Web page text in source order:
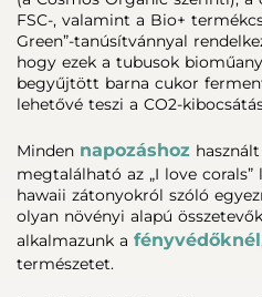
FSC-, valamint a Bio+
Green”-tanúsítvánnyal
hogy ezek a tubusok
begyűjtött barna cukor
lehetővé teszi a CO2-
Minden napozáshoz
megtalálható az „I love
hawaii zátonyokról szóló
olyan növényi alapú
alkalmazunk a fényvédőknél
természetet.